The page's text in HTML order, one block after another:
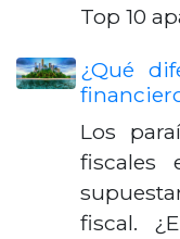
Top 10
¿Qué
Los
fiscales
fiscal.